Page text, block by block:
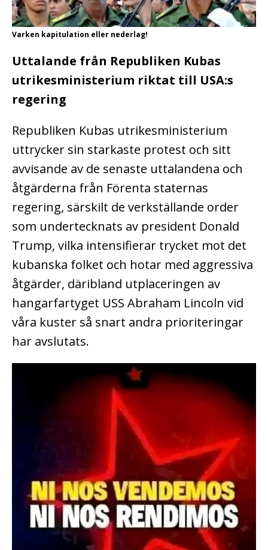
Varken kapitulation eller nederlag!
Uttalande från Republiken Kubas
utrikesministerium riktat till USA:s
regering
Republiken Kubas utrikesministerium
uttrycker sin starkaste protest och sitt
avvisande av de senaste uttalandena och
åtgärderna från Förenta staternas
regering, särskilt de verkställande order
som undertecknats av president Donald
Trump, vilka intensifierar trycket mot det
kubanska folket och hotar med aggressiva
åtgärder, däribland utplaceringen av
hangarfartyget USS Abraham Lincoln vid
våra kuster så snart andra prioriteringar
har avslutats.